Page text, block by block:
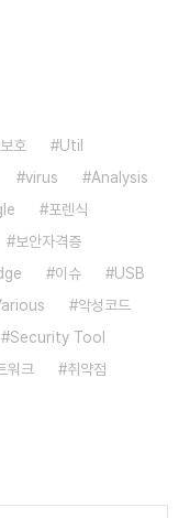
호
Util
virus
Analysis
포렌식
보안자격증
이슈
USB
악성코드
Security Tool
워크 취약점